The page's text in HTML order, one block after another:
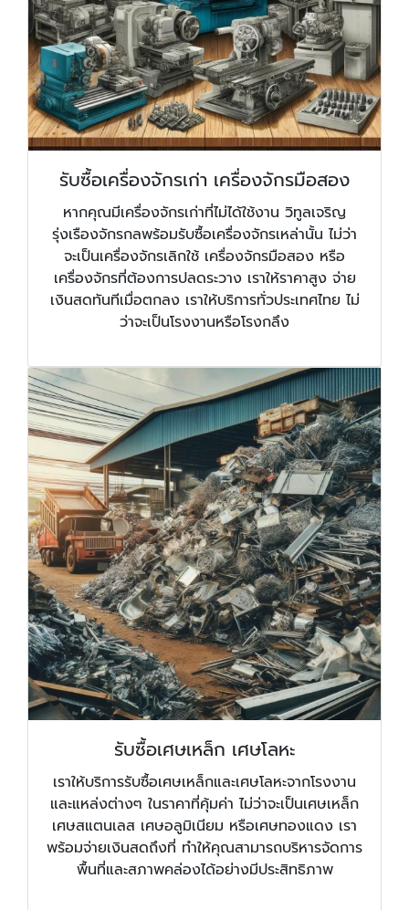
รับซื้อเครื่องจักรเก่า เครื่องจักรมือสอง
หากคุณมีเครื่องจักรเก่าที่ไม่ได้ใช้งาน วิทูลเจริญ
รุ่งเรืองจักรกลพร้อมรับซื้อเครื่องจักรเหล่านั้น ไม่ว่า
จะเป็นเครื่องจักรเลิกใช้ เครื่องจักรมือสอง หรือ
เครื่องจักรที่ต้องการปลดระวาง เราให้ราคาสูง จ่าย
เงินสดทันทีเมื่อตกลง เราให้บริการทั่วประเทศไทย ไม่
ว่าจะเป็นโรงงานหรือโรงกลึง
รับซื้อเศษเหล็ก เศษโลหะ
เราให้บริการรับซื้อเศษเหล็กและเศษโลหะจากโรงงาน
และแหล่งต่างๆ ในราคาที่คุ้มค่า ไม่ว่าจะเป็นเศษเหล็ก
เศษสแตนเลส เศษอลูมิเนียม หรือเศษทองแดง เรา
พร้อมจ่ายเงินสดถึงที่ ทำให้คุณสามารถบริหารจัดการ
พื้นที่และสภาพคล่องได้อย่างมีประสิทธิภาพ